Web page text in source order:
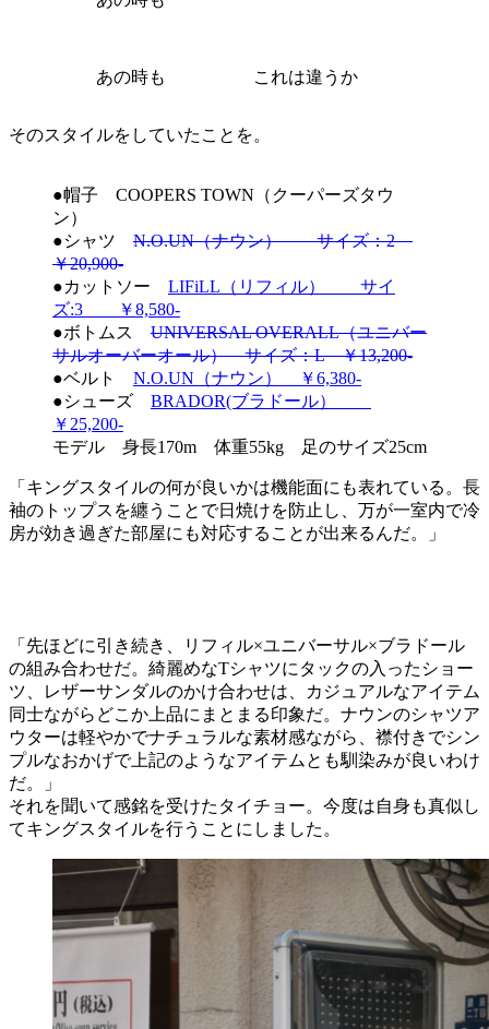
あの時も これは違うか
そのスタイルをしていたことを。
●帽子 COOPERS TOWN（クーパーズタウ
ン）
●シャツ N.O.UN（ナウン） サイズ：2
￥20,900-
●カットソー LIFiLL（リフィル） サイ
ズ:3 ￥8,580-
●ボトムス UNIVERSAL OVERALL（ユニバー
サルオーバーオール） サイズ：L ￥13,200-
●ベルト N.O.UN（ナウン） ￥6,380-
●シューズ BRADOR(ブラドール）
￥25,200-
モデル 身長170m 体重55kg 足のサイズ25cm
「キングスタイルの何が良いかは機能面にも表れている。長
袖のトップスを纏うことで日焼けを防止し、万が一室内で冷
房が効き過ぎた部屋にも対応することが出来るんだ。」
「先ほどに引き続き、リフィル×ユニバーサル×ブラドール
の組み合わせだ。綺麗めなTシャツにタックの入ったショー
ツ、レザーサンダルのかけ合わせは、カジュアルなアイテム
同士ながらどこか上品にまとまる印象だ。ナウンのシャツア
ウターは軽やかでナチュラルな素材感ながら、襟付きでシン
プルなおかげで上記のようなアイテムとも馴染みが良いわけ
だ。」
それを聞いて感銘を受けたタイチョー。今度は自身も真似し
てキングスタイルを行うことにしました。